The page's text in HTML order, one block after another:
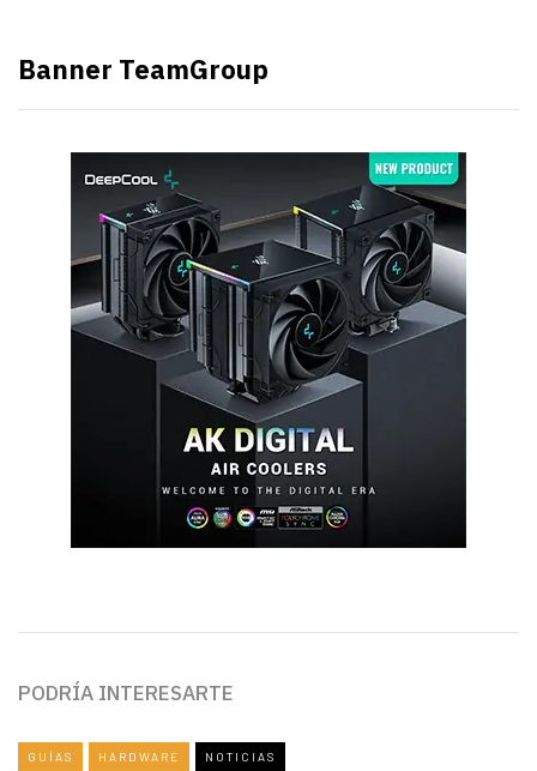
Banner TeamGroup
PODRÍA INTERESARTE
GUÍAS HARDWARE NOTICIAS